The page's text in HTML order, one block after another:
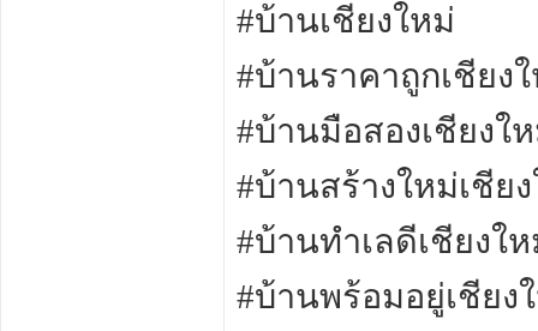
#บ้านเชียงใหม่
#บ้านราคาถูกเชียง
#บ้านมือสองเชียงใ
#บ้านสร้างใหม่เชีย
#บ้านทำเลดีเชียงใ
#บ้านพร้อมอยู่เชียง